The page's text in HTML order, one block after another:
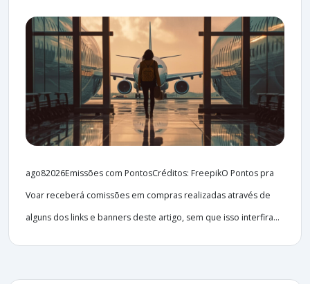
ago82026Emissões com PontosCréditos: FreepikO Pontos pra
Voar receberá comissões em compras realizadas através de
alguns dos links e banners deste artigo, sem que isso interfira...